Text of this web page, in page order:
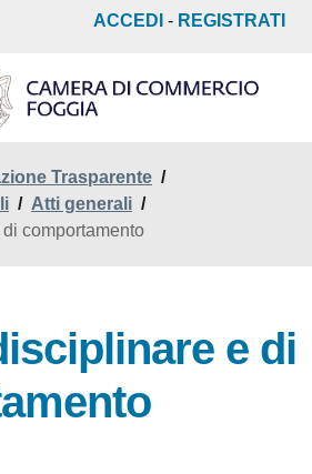
ACCEDI - REGISTRATI
Trasparente /
/ Atti generali /
comportamento
e di